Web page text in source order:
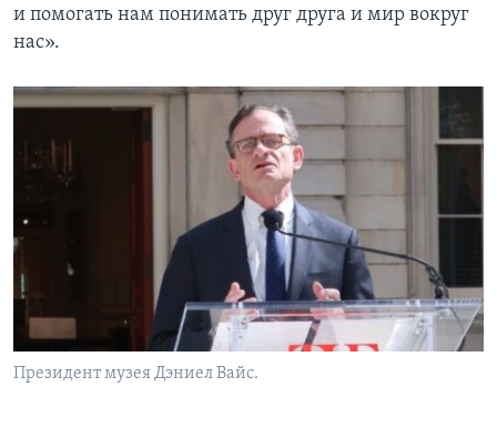
и помогать нам понимать друг друга и мир вокруг
нас».
Президент музея Дэниел Вайс.